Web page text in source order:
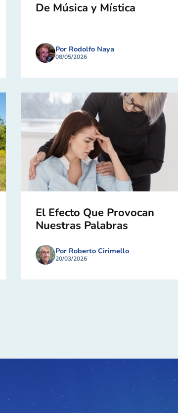
De Música y Mística
Por Rodolfo Naya
08/05/2026
El Efecto Que Provocan
Nuestras Palabras
Por Roberto Cirimello
20/03/2026